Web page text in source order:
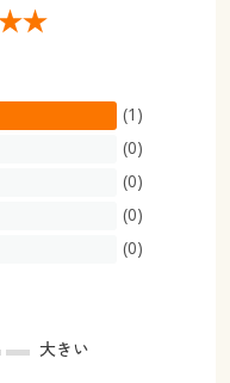
(1)
(0)
(0)
(0)
(0)
大きい